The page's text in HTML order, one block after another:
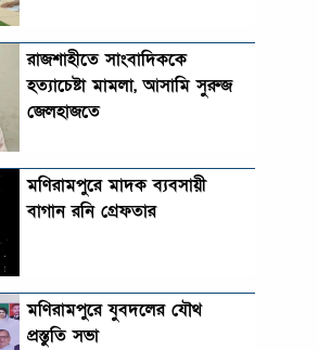
রাজশাহীতে সাংবাদিককে
হত্যাচেষ্টা মামলা, আসামি সুরুজ
জেলহাজতে
মণিরামপুরে মাদক ব্যবসায়ী
বাগান রনি গ্রেফতার
মণিরামপুরে যুবদলের যৌথ
প্রস্তুতি সভা